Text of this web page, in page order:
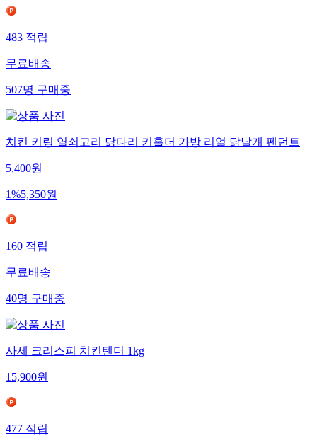
483적립
무료배송
507명구매중
치킨 키링 열쇠고리 닭다리 키홀더 가방 리얼 닭날개 펜던트
5,400원
1%5,350원
160적립
무료배송
40명구매중
사세 크리스피 치킨텐더 1kg
15,900원
477적립